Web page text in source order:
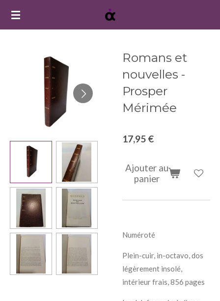
Passer
Romans et
nouvelles -
Prosper
Mérimée
17,95 €
Ajouter au
panier
Numéroté
Plein-cuir, in-octavo, dos
légèrement insolé,
intérieur frais, 856 pages